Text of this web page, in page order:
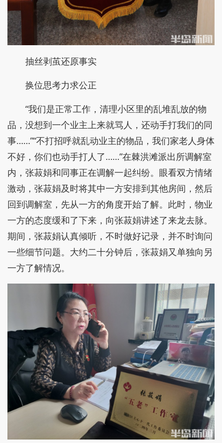
抽丝剥茧还原事实
换位思考力求公正
“我们是正常工作，清理小区里的乱堆乱放的物
品，没想到一个业主上来就骂人，还动手打我们的同
事……”“不打招呼就乱动业主的物品，我们家老人身体
不好，你们也动手打人了……”在棘洪滩派出所调解室
内，张菽娟和同事正在调解一起纠纷。眼看双方情绪
激动，张菽娟及时将其中一方安排到其他房间，然后
回到调解室，先从一方的角度开始了解。此时，物业
一方的态度缓和了下来，向张菽娟讲述了来龙去脉。
期间，张菽娟认真倾听，不时做好记录，并不时询问
一些细节问题。大约二十分钟后，张菽娟又单独向另
一方了解情况。